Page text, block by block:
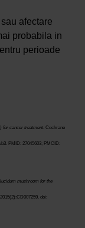
afectare
probabila in
perioade
for cancer treatment. Cochrane
PMID: 27045603; PMCID:
mushroom for the
doi: